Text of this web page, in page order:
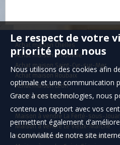
Achat maison Chelles
Achat maison Arnouville
Achat maison Saint-Cyr-sur-Mer
Achat maison Roubaix
Achat maison Léon
Achat maison Santec
Maison à vendre La Ferté-sous-
Maison à vendre Le Vieux-Marché
Maison à vendre Rouessé-Fontaine
Le respect de votre
priorité pour nous
Nous utilisons des cookies afin
optimale et une communication
Grace à ces technologies, nous
contenu en rapport avec vos
permettent également
la convivialité de notre site